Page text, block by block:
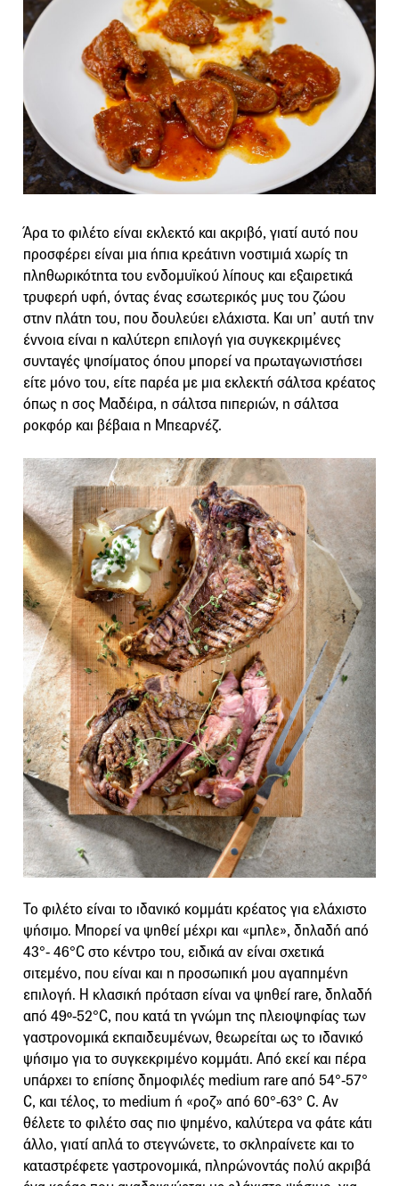
Άρα το φιλέτο είναι εκλεκτό και ακριβό, γιατί αυτό που
προσφέρει είναι μια ήπια κρεάτινη νοστιμιά χωρίς τη
πληθωρικότητα του ενδομυϊκού λίπους και εξαιρετικά
τρυφερή υφή, όντας ένας εσωτερικός μυς του ζώου
στην πλάτη του, που δουλεύει ελάχιστα. Και υπ’ αυτή την
έννοια είναι η καλύτερη επιλογή για συγκεκριμένες
συνταγές ψησίματος όπου μπορεί να πρωταγωνιστήσει
είτε μόνο του, είτε παρέα με μια εκλεκτή σάλτσα κρέατος
όπως η σος Μαδέιρα, η σάλτσα πιπεριών, η σάλτσα
ροκφόρ και βέβαια η Μπεαρνέζ.
Το φιλέτο είναι το ιδανικό κομμάτι κρέατος για ελάχιστο
ψήσιμο. Μπορεί να ψηθεί μέχρι και «μπλε», δηλαδή από
43°- 46°C στο κέντρο του, ειδικά αν είναι σχετικά
σιτεμένο, που είναι και η προσωπική μου αγαπημένη
επιλογή. Η κλασική πρόταση είναι να ψηθεί rare, δηλαδή
από 49º-52°C, που κατά τη γνώμη της πλειοψηφίας των
γαστρονομικά εκπαιδευμένων, θεωρείται ως το ιδανικό
ψήσιμο για το συγκεκριμένο κομμάτι. Από εκεί και πέρα
υπάρχει το επίσης δημοφιλές medium rare από 54°-57°
C, και τέλος, το medium ή «ροζ» από 60°-63° C. Αν
θέλετε το φιλέτο σας πιο ψημένο, καλύτερα να φάτε κάτι
άλλο, γιατί απλά το στεγνώνετε, το σκληραίνετε και το
καταστρέφετε γαστρονομικά, πληρώνοντάς πολύ ακριβά